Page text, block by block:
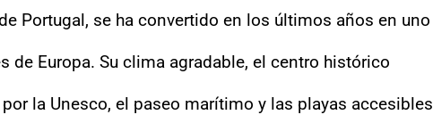
Portugal, se ha convertido en los últimos años en uno
Europa. Su clima agradable, el centro histórico
la Unesco, el paseo marítimo y las playas accesibles